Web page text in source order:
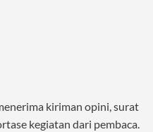
kiriman opini, surat
kegiatan dari pembaca.